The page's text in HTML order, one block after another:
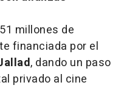
millones de
financiada por el
, dando un paso
privado al cine